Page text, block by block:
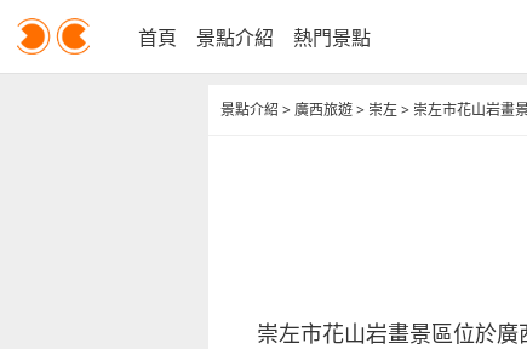
首頁 景點介紹 熱門景點
景點介紹 >廣西旅遊> 崇左> 崇左市花山岩畫
崇左市花山岩畫景區位於